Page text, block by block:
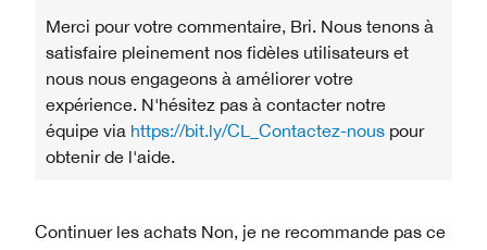
Merci pour votre commentaire, Bri. Nous tenons à
satisfaire pleinement nos fidèles utilisateurs et
nous nous engageons à améliorer votre
expérience. N'hésitez pas à contacter notre
équipe via https://bit.ly/CL_Contactez-nous pour
obtenir de l'aide.
Continuer les achats Non, je ne recommande pas ce